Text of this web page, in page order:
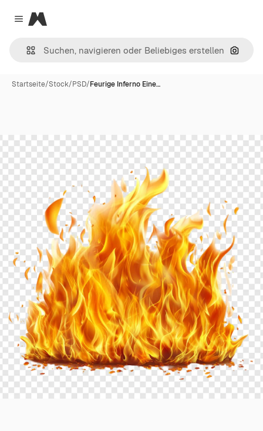
Close menu
Magnific
Nach
Startseite/Stock/PSD/Feurige Inferno Eine…